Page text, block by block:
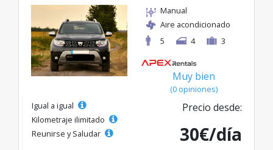
Manual
Aire acondicionado
5
4 3
Muy bien
(0 opiniones)
Igual a igual
Kilometraje ilimitado
Reunirse y Saludar
Precio desde:
30€/día